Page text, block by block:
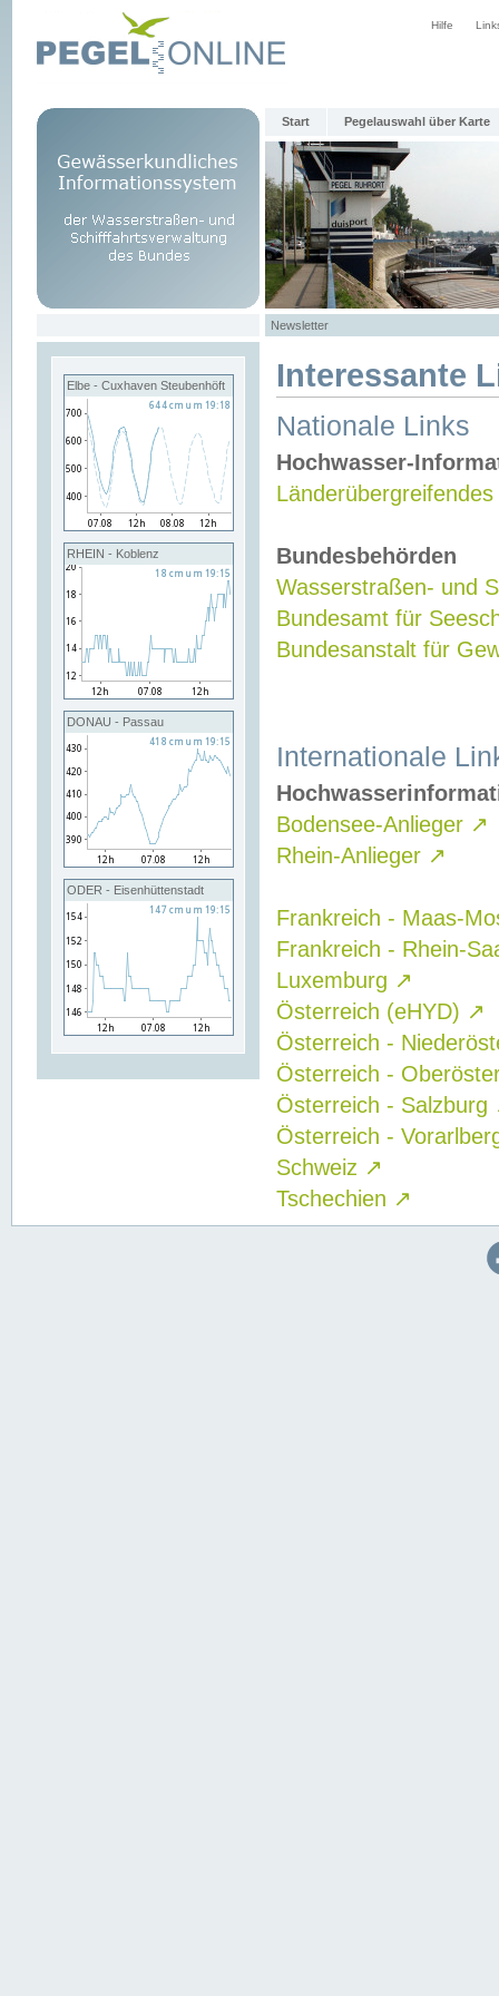
Hilfe
Start Pegelauswahl über Karte
Newsletter
Elbe - Cuxhaven Steubenhöft
RHEIN - Koblenz
DONAU - Passau
ODER - Eisenhüttenstadt
Interessante
Nationale Links
Hochwasser-
Bundesbehörden
Wasserstraßen- und
Bundesamt für
Bundesanstalt für
Internationale
Bodensee-Anlieger ↗
Rhein-Anlieger ↗
Frankreich - Maas-
Frankreich - Rhein-
Luxemburg ↗
Österreich (eHYD) ↗
Österreich -
Österreich -
Österreich - Salzburg
Österreich -
Schweiz ↗
Tschechien ↗